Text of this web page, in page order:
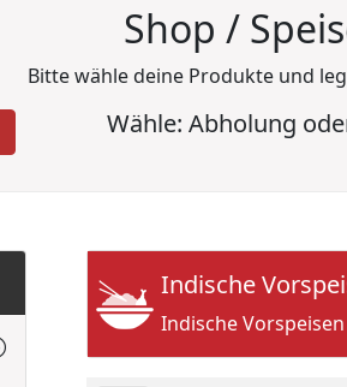
Shop /
Bitte wähle deine Produkte und
Wähle: Abholung
Indische
Indische Vorspeisen